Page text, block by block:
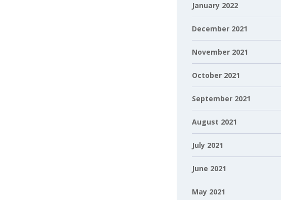
January 2022
December 2021
November 2021
October 2021
September 2021
August 2021
July 2021
June 2021
May 2021